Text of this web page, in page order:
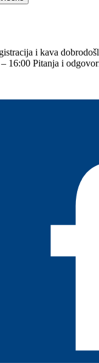
i kava
16:00 Pitanja i